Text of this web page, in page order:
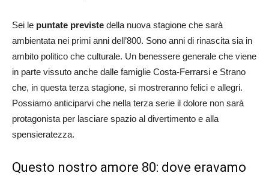
Sei le puntate previste della nuova stagione che sarà
ambientata nei primi anni dell’800. Sono anni di rinascita sia in
ambito politico che culturale. Un benessere generale che viene
in parte vissuto anche dalle famiglie Costa-Ferrarsi e Strano
che, in questa terza stagione, si mostreranno felici e allegri.
Possiamo anticiparvi che nella terza serie il dolore non sarà
protagonista per lasciare spazio al divertimento e alla
spensieratezza.
Questo nostro amore 80: dove eravamo